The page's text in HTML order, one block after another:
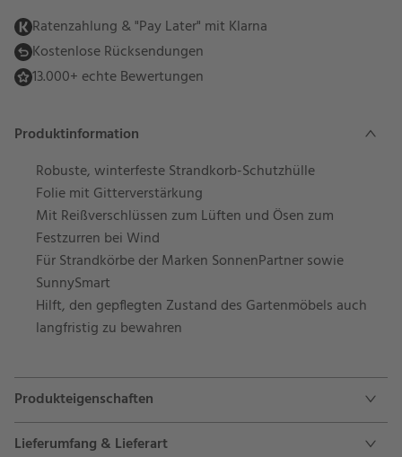
Ratenzahlung & "Pay Later" mit Klarna
Kostenlose Rücksendungen
13.000+ echte Bewertungen
Produktinformation
Robuste, winterfeste Strandkorb-Schutzhülle
Folie mit Gitterverstärkung
Mit Reißverschlüssen zum Lüften und Ösen zum
Festzurren bei Wind
Für Strandkörbe der Marken SonnenPartner sowie
SunnySmart
Hilft, den gepflegten Zustand des Gartenmöbels auch
langfristig zu bewahren
Produkteigenschaften
Lieferumfang & Lieferart